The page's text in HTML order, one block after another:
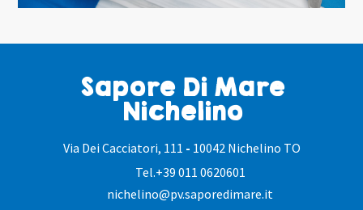
Sapore Di Mare
Nichelino
Via Dei Cacciatori, 111 - 10042 Nichelino TO
Tel.+39 011 0620601
nichelino@pv.saporedimare.it